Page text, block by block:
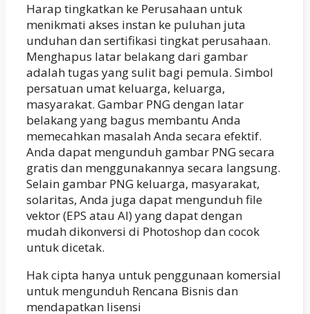
Harap tingkatkan ke Perusahaan untuk
menikmati akses instan ke puluhan juta
unduhan dan sertifikasi tingkat perusahaan.
Menghapus latar belakang dari gambar
adalah tugas yang sulit bagi pemula. Simbol
persatuan umat keluarga, keluarga,
masyarakat. Gambar PNG dengan latar
belakang yang bagus membantu Anda
memecahkan masalah Anda secara efektif.
Anda dapat mengunduh gambar PNG secara
gratis dan menggunakannya secara langsung.
Selain gambar PNG keluarga, masyarakat,
solaritas, Anda juga dapat mengunduh file
vektor (EPS atau AI) yang dapat dengan
mudah dikonversi di Photoshop dan cocok
untuk dicetak.
Hak cipta hanya untuk penggunaan komersial
untuk mengunduh Rencana Bisnis dan
mendapatkan lisensi